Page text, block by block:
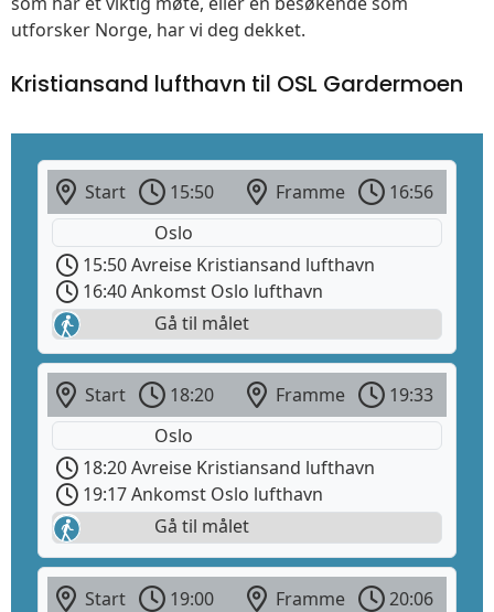
utforsker Norge, har vi deg dekket.
Kristiansand lufthavn til OSL Gardermoen
Start 15:50 Framme
16:56
Oslo
15:50 Avreise Kristiansand lufthavn
16:40 Ankomst Oslo lufthavn
Gå til målet
Start 18:20 Framme
19:33
Oslo
18:20 Avreise Kristiansand lufthavn
19:17 Ankomst Oslo lufthavn
Gå til målet
Start 19:00 Framme
20:06